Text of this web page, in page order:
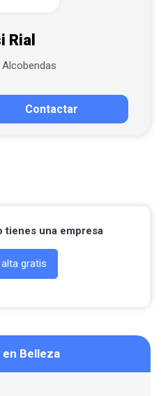
Rial
Alcobendas
Contactar
Contactar por correo
tienes una empresa
gratis
Belleza